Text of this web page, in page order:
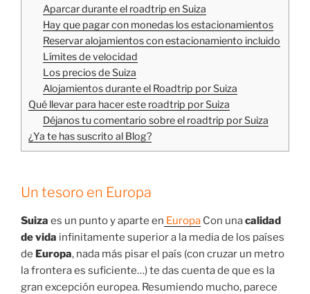
Aparcar durante el roadtrip en Suiza
Hay que pagar con monedas los estacionamientos
Reservar alojamientos con estacionamiento incluido
Límites de velocidad
Los precios de Suiza
Alojamientos durante el Roadtrip por Suiza
Qué llevar para hacer este roadtrip por Suiza
Déjanos tu comentario sobre el roadtrip por Suiza
¿Ya te has suscrito al Blog?
Un tesoro en Europa
Suiza es un punto y aparte en Europa Con unacalidad
de vida infinitamente superior a la media de los países
de Europa, nada más pisar el país (con cruzar un metro
la frontera es suficiente…) te das cuenta de que es la
gran excepción europea. Resumiendo mucho, parece